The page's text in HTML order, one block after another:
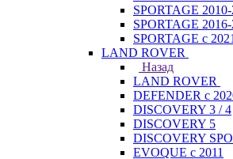
SPORTAGE
SPORTAGE 2016-
SPORTAGE с 2021
LAND ROVER
Назад
LAND ROVER
DEFENDER с
DISCOVERY 3 / 4
DISCOVERY 5
DISCOVERY
EVOQUE с 2011